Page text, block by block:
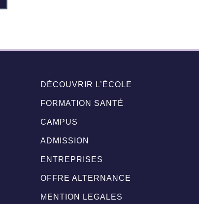
DÉCOUVRIR L’ÉCOLE
FORMATION SANTÉ
CAMPUS
ADMISSION
ENTREPRISES
OFFRE ALTERNANCE
MENTION LEGALES